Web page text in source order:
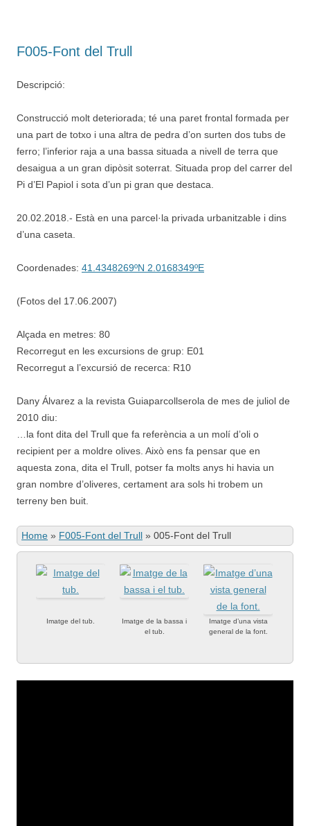
F005-Font del Trull
Descripció:
Construcció molt deteriorada; té una paret frontal formada per
una part de totxo i una altra de pedra d’on surten dos tubs de
ferro; l’inferior raja a una bassa situada a nivell de terra que
desaigua a un gran dipòsit soterrat. Situada prop del carrer del
Pi d’El Papiol i sota d’un pi gran que destaca.
20.02.2018.- Està en una parcel·la privada urbanitzable i dins
d’una caseta.
Coordenades: 41.4348269ºN 2.0168349ºE
(Fotos del 17.06.2007)
Alçada en metres: 80
Recorregut en les excursions de grup: E01
Recorregut a l’excursió de recerca: R10
Dany Álvarez a la revista Guiaparcollserola de mes de juliol de
2010 diu:
…la font dita del Trull que fa referència a un molí d’oli o
recipient per a moldre olives. Això ens fa pensar que en
aquesta zona, dita el Trull, potser fa molts anys hi havia un
gran nombre d’oliveres, certament ara sols hi trobem un
terreny ben buit.
Home » F005-Font del Trull » 005-Font del Trull
Imatge del tub.
Imatge de la bassa i
el tub.
Imatge d’una vista
general de la font.